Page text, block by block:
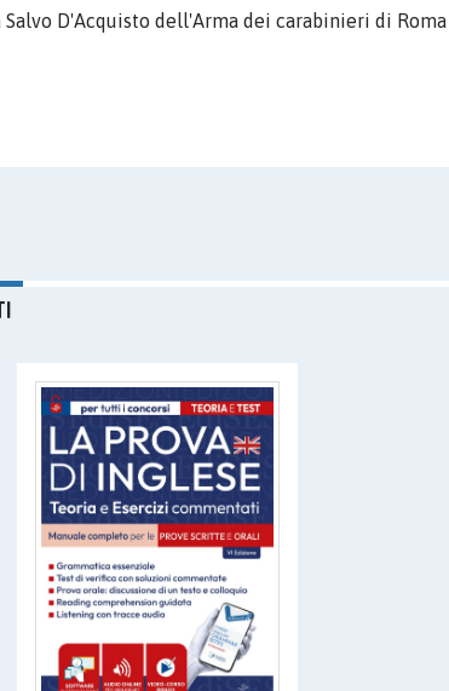
D'Acquisto dell'Arma dei carabinieri di Roma